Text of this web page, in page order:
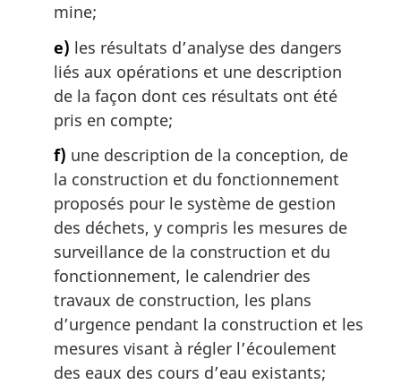
mine;
e) les résultats d’analyse des dangers
liés aux opérations et une description
de la façon dont ces résultats ont été
pris en compte;
f) une description de la conception, de
la construction et du fonctionnement
proposés pour le système de gestion
des déchets, y compris les mesures de
surveillance de la construction et du
fonctionnement, le calendrier des
travaux de construction, les plans
d’urgence pendant la construction et les
mesures visant à régler l’écoulement
des eaux des cours d’eau existants;